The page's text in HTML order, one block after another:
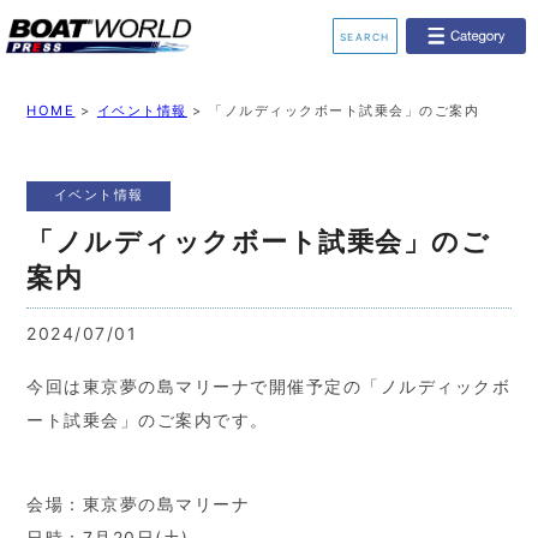
SEARCH
業界ニュース イベント情報
釣果情報
動画チャンネル
HOME > イベント情報 > 「ノルディックボート試乗会」のご案内
イベント情報
「ノルディックボート試乗会」のご
案内
2024/07/01
今回は東京夢の島マリーナで開催予定の「ノルディックボ
ート試乗会」のご案内です。
会場：東京夢の島マリーナ